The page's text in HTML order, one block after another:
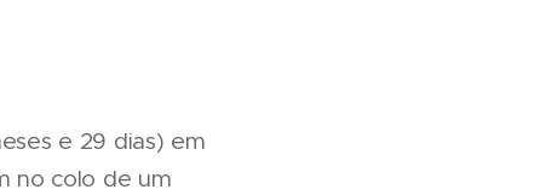
e 29 dias) em
no colo de um